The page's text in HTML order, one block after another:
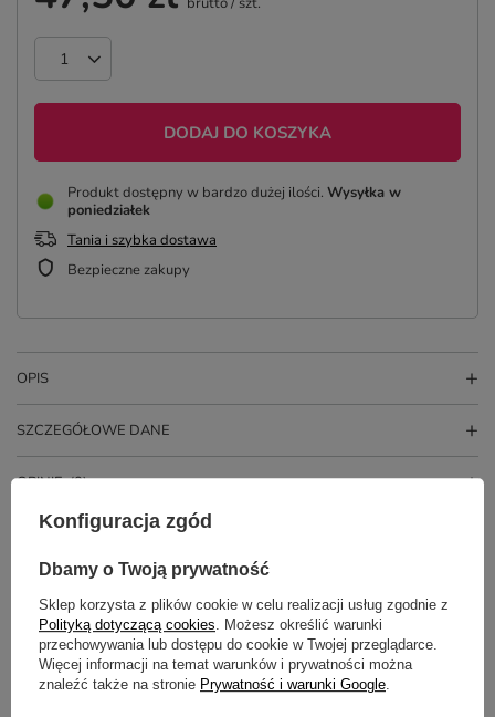
DODAJ DO KOSZYKA
Produkt dostępny w bardzo dużej ilości Wysyłka w
poniedziałek
Tania i szybka dostawa
Bezpieczne zakupy
OPIS
SZCZEGÓŁOWE DANE
OPINIE (0)
Potrzebujesz pomocy? Masz pytania?
Zadaj pytanie a my odpowiemy
niezwłocznie, najciekawsze pytania i
odpowiedzi publikując dla innych.
ZADAJ PYTANIE
Konfiguracja zgód
Dbamy o Twoją prywatność
Sklep korzysta z plików cookie w celu realizacji usług zgodnie z
Polityką dotyczącą cookies . Możesz określić warunki
przechowywania lub dostępu do cookie w Twojej przeglądarce.
Więcej informacji na temat warunków i prywatności można
znaleźć także na stronie Prywatność i warunki Google